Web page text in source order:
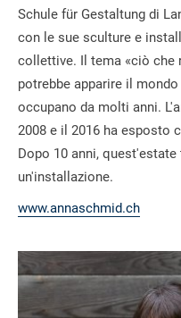
Schule für Gestaltung di
con le sue sculture e
collettive. Il tema «ciò che
potrebbe apparire il
occupano da molti anni.
2008 e il 2016 ha esposto
Dopo 10 anni,
un'installazione.
www.annaschmid.ch